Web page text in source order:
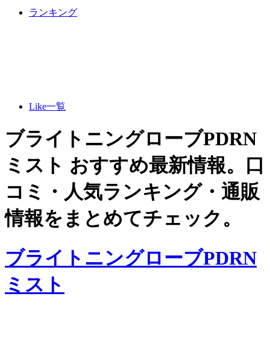
ランキング
Like一覧
ブライトニングローブPDRN
ミスト おすすめ最新情報。口
コミ・人気ランキング・通販
情報をまとめてチェック。
ブライトニングローブPDRN
ミスト